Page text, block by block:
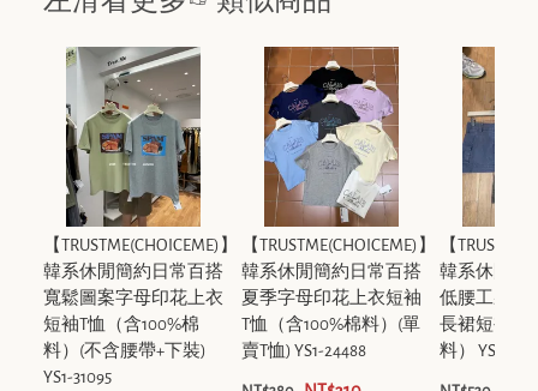
【TRUSTME(CHOICEME)】
韓系休閒簡約日常百搭
寬鬆圖案字母印花上衣
短袖T恤（含100%棉
料）(不含腰帶+下裝)
YS1-31095
【TRUSTME(CHOICEME)】
韓系休閒簡約日常百搭
夏季字母印花上衣短袖
T恤（含100%棉料）(單
賣T恤) YS1-24488
【
韓系休閒簡
低腰工裝口
長裙短裙（
料） YS1-